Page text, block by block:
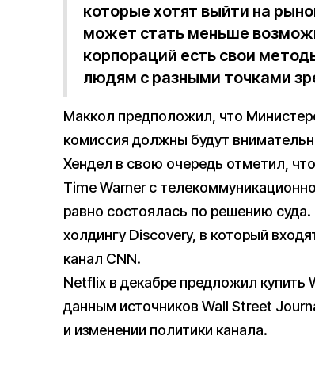
которые хотят выйти на
может стать меньше
корпораций есть свои
людям с разными точками
Маккол предположил, что
комиссия должны будут
Хендел в свою очередь отметил,
Time Warner с
равно состоялась по решению
холдингу Discovery, в который
канал CNN.
Netflix в декабре предложил купить
данным источников Wall Street
и изменении политики канала.